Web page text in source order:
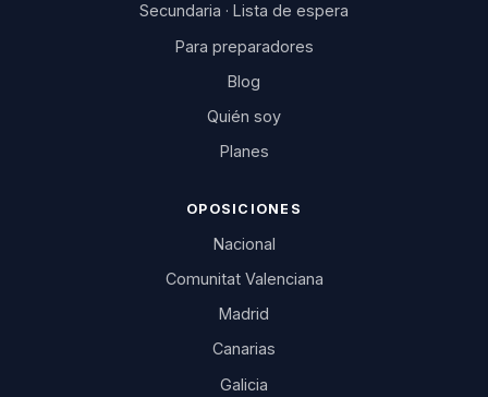
Secundaria · Lista de espera
Para preparadores
Blog
Quién soy
Planes
OPOSICIONES
Nacional
Comunitat Valenciana
Madrid
Canarias
Galicia